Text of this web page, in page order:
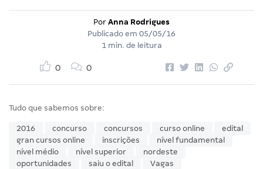
Por Anna Rodrigues
Publicado em 05/05/16
1 min. de leitura
0 0
Tudo que sabemos sobre:
2016 concurso concursos curso online
edital
gran cursos online
inscrições
nível fundamental
nível médio
nível superior
nordeste
oportunidades
saiu o edital Vagas